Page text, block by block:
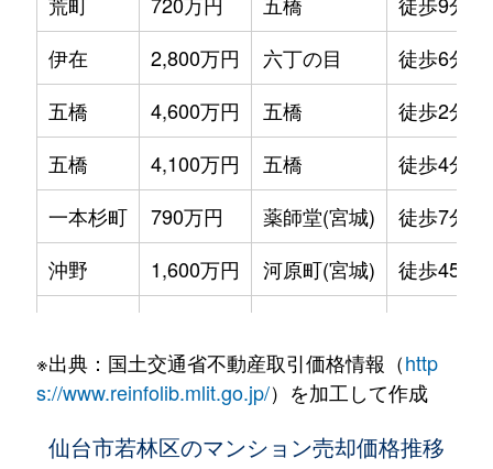
伊在
2,800万円 六丁の目
徒歩6分
五橋
4,600万円 五橋
徒歩2分
五橋
4,100万円 五橋
徒歩4分
一本杉町
790万円 薬師堂(宮城)
徒歩7分
沖野
1,600万円 河原町(宮城)
徒歩45分
蒲町東
2,500万円 六丁の目
徒歩8分
※出典：国土交通省不動産取引価格情報（http
s://www.reinfolib.mlit.go.jp/）を加工して作成
仙台市若林区のマンション売却価格推移